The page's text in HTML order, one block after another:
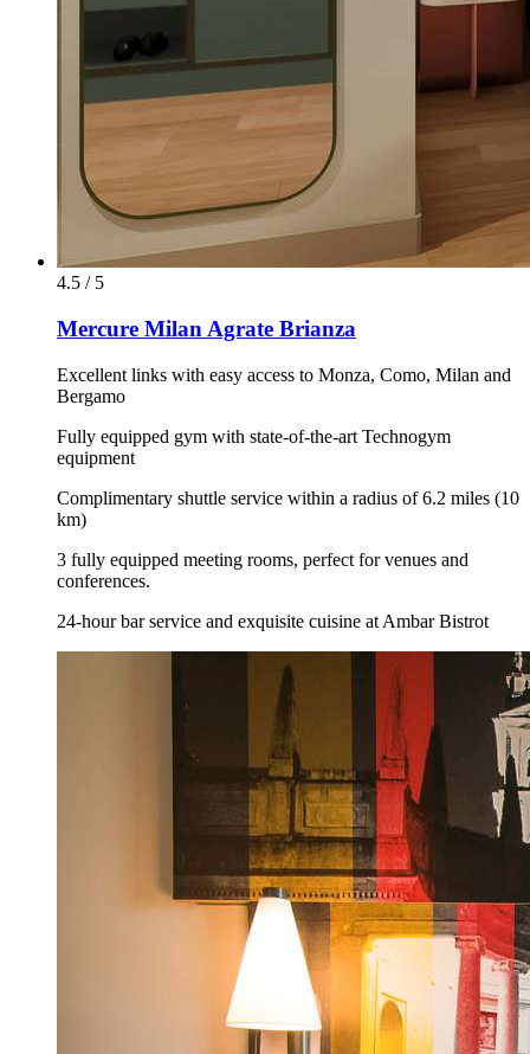
4.5 / 5
Mercure Milan Agrate Brianza
Excellent links with easy access to Monza, Como, Milan and
Bergamo
Fully equipped gym with state-of-the-art Technogym
equipment
Complimentary shuttle service within a radius of 6.2 miles (10
km)
3 fully equipped meeting rooms, perfect for venues and
conferences.
24-hour bar service and exquisite cuisine at Ambar Bistrot